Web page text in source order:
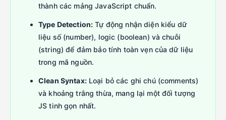
thành các mảng JavaScript chuẩn.
Type Detection: Tự động nhận diện kiểu dữ
liệu số (number), logic (boolean) và chuỗi
(string) để đảm bảo tính toàn vẹn của dữ liệu
trong mã nguồn.
Clean Syntax:Loại bỏ các ghi chú (comments)
và khoảng trắng thừa, mang lại một đối tượng
JS tinh gọn nhất.